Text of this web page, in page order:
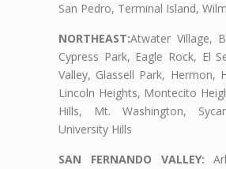
San Pedro, Terminal Island,
NORTHEAST:Atwater Village,
Cypress Park, Eagle Rock, El
Valley, Glassell Park, Hermon,
Lincoln Heights, Montecito
Hills, Mt. Washington,
University Hills
SAN FERNANDO VALLEY: